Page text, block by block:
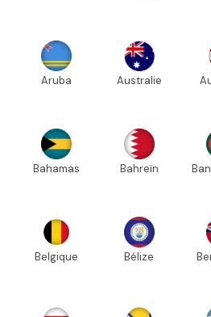
Aruba Australie
Bahamas Bahreïn
Belgique Bélize